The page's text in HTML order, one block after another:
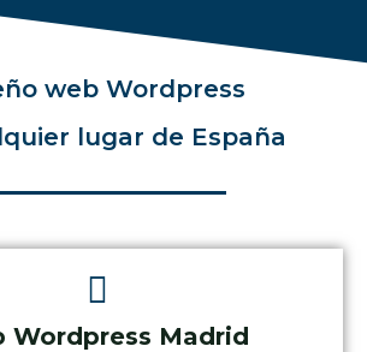
web Wordpress
lugar de España
Wordpress Madrid